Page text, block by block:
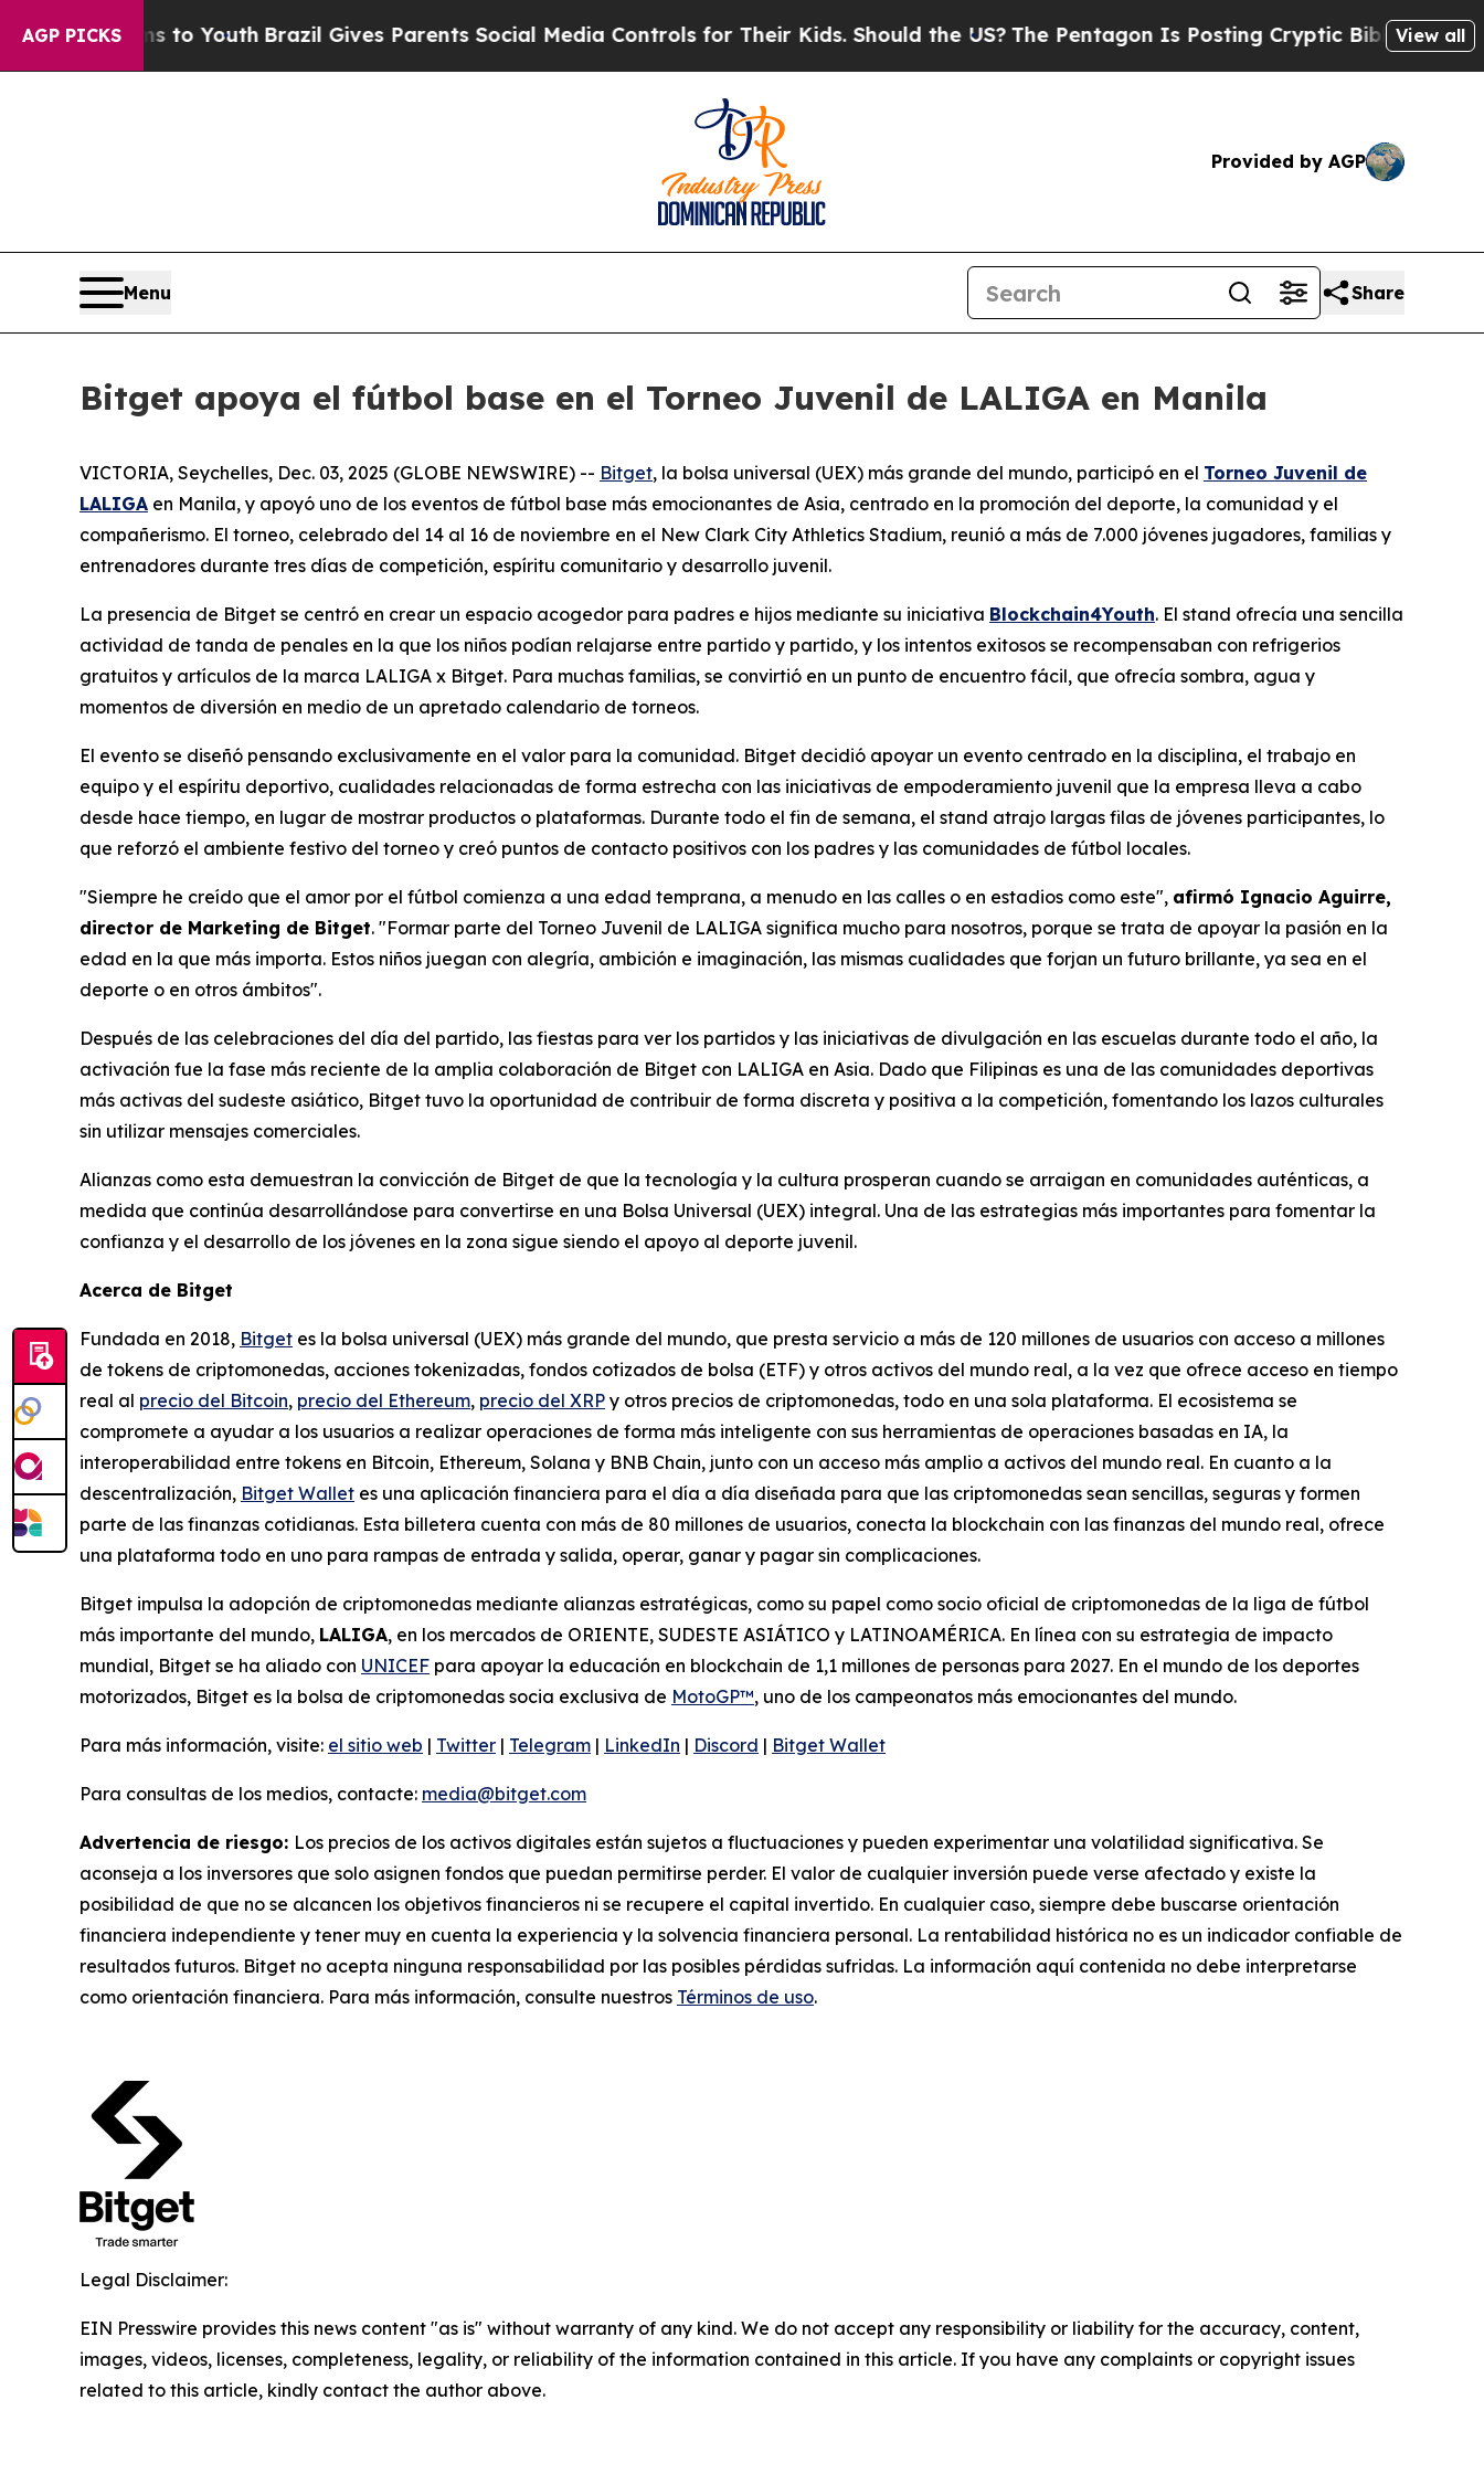
AGP PICKSto Youth Brazil Gives Parents Social Media Controls for Their Kids. Should the US? The Pentagon Is Posting Cryptic Biblical Messages on
View all
Provided by AGP
Menu Share
Bitget apoya el fútbol base en el Torneo Juvenil de LALIGA en Manila
VICTORIA, Seychelles, Dec. 03, 2025 (GLOBE NEWSWIRE) -- Bitget, la bolsa universal (UEX) más grande del mundo, participó en el Torneo Juvenil de
LALIGA en Manila, y apoyó uno de los eventos de fútbol base más emocionantes de Asia, centrado en la promoción del deporte, la comunidad y el
compañerismo. El torneo, celebrado del 14 al 16 de noviembre en el New Clark City Athletics Stadium, reunió a más de 7.000 jóvenes jugadores, familias y
entrenadores durante tres días de competición, espíritu comunitario y desarrollo juvenil.
La presencia de Bitget se centró en crear un espacio acogedor para padres e hijos mediante su iniciativa Blockchain4Youth. El stand ofrecía una sencilla
actividad de tanda de penales en la que los niños podían relajarse entre partido y partido, y los intentos exitosos se recompensaban con refrigerios
gratuitos y artículos de la marca LALIGA x Bitget. Para muchas familias, se convirtió en un punto de encuentro fácil, que ofrecía sombra, agua y
momentos de diversión en medio de un apretado calendario de torneos.
El evento se diseñó pensando exclusivamente en el valor para la comunidad. Bitget decidió apoyar un evento centrado en la disciplina, el trabajo en
equipo y el espíritu deportivo, cualidades relacionadas de forma estrecha con las iniciativas de empoderamiento juvenil que la empresa lleva a cabo
desde hace tiempo, en lugar de mostrar productos o plataformas. Durante todo el fin de semana, el stand atrajo largas filas de jóvenes participantes, lo
que reforzó el ambiente festivo del torneo y creó puntos de contacto positivos con los padres y las comunidades de fútbol locales.
"Siempre he creído que el amor por el fútbol comienza a una edad temprana, a menudo en las calles o en estadios como este", afirmó Ignacio Aguirre,
director de Marketing de Bitget. "Formar parte del Torneo Juvenil de LALIGA significa mucho para nosotros, porque se trata de apoyar la pasión en la
edad en la que más importa. Estos niños juegan con alegría, ambición e imaginación, las mismas cualidades que forjan un futuro brillante, ya sea en el
deporte o en otros ámbitos".
Después de las celebraciones del día del partido, las fiestas para ver los partidos y las iniciativas de divulgación en las escuelas durante todo el año, la
activación fue la fase más reciente de la amplia colaboración de Bitget con LALIGA en Asia. Dado que Filipinas es una de las comunidades deportivas
más activas del sudeste asiático, Bitget tuvo la oportunidad de contribuir de forma discreta y positiva a la competición, fomentando los lazos culturales
sin utilizar mensajes comerciales.
Alianzas como esta demuestran la convicción de Bitget de que la tecnología y la cultura prosperan cuando se arraigan en comunidades auténticas, a
medida que continúa desarrollándose para convertirse en una Bolsa Universal (UEX) integral. Una de las estrategias más importantes para fomentar la
confianza y el desarrollo de los jóvenes en la zona sigue siendo el apoyo al deporte juvenil.
Acerca de Bitget
Fundada en 2018, Bitget es la bolsa universal (UEX) más grande del mundo, que presta servicio a más de 120 millones de usuarios con acceso a millones
de tokens de criptomonedas, acciones tokenizadas, fondos cotizados de bolsa (ETF) y otros activos del mundo real, a la vez que ofrece acceso en tiempo
real al precio del Bitcoin, precio del Ethereum, precio del XRP y otros precios de criptomonedas, todo en una sola plataforma. El ecosistema se
compromete a ayudar a los usuarios a realizar operaciones de forma más inteligente con sus herramientas de operaciones basadas en IA, la
interoperabilidad entre tokens en Bitcoin, Ethereum, Solana y BNB Chain, junto con un acceso más amplio a activos del mundo real. En cuanto a la
descentralización, Bitget Wallet es una aplicación financiera para el día a día diseñada para que las criptomonedas sean sencillas, seguras y formen
parte de las finanzas cotidianas. Esta billetera cuenta con más de 80 millones de usuarios, conecta la blockchain con las finanzas del mundo real, ofrece
una plataforma todo en uno para rampas de entrada y salida, operar, ganar y pagar sin complicaciones.
Bitget impulsa la adopción de criptomonedas mediante alianzas estratégicas, como su papel como socio oficial de criptomonedas de la liga de fútbol
más importante del mundo, LALIGA, en los mercados de ORIENTE, SUDESTE ASIÁTICO y LATINOAMÉRICA. En línea con su estrategia de impacto
mundial, Bitget se ha aliado con UNICEF para apoyar la educación en blockchain de 1,1 millones de personas para 2027. En el mundo de los deportes
motorizados, Bitget es la bolsa de criptomonedas socia exclusiva de MotoGP™, uno de los campeonatos más emocionantes del mundo.
Para más información, visite: el sitio web | Twitter | Telegram | LinkedIn | Discord | Bitget Wallet
Para consultas de los medios, contacte: media@bitget.com
Advertencia de riesgo: Los precios de los activos digitales están sujetos a fluctuaciones y pueden experimentar una volatilidad significativa. Se
aconseja a los inversores que solo asignen fondos que puedan permitirse perder. El valor de cualquier inversión puede verse afectado y existe la
posibilidad de que no se alcancen los objetivos financieros ni se recupere el capital invertido. En cualquier caso, siempre debe buscarse orientación
financiera independiente y tener muy en cuenta la experiencia y la solvencia financiera personal. La rentabilidad histórica no es un indicador confiable de
resultados futuros. Bitget no acepta ninguna responsabilidad por las posibles pérdidas sufridas. La información aquí contenida no debe interpretarse
como orientación financiera. Para más información, consulte nuestros Términos de uso.
Legal Disclaimer:
EIN Presswire provides this news content "as is" without warranty of any kind. We do not accept any responsibility or liability for the accuracy, content,
images, videos, licenses, completeness, legality, or reliability of the information contained in this article. If you have any complaints or copyright issues
related to this article, kindly contact the author above.